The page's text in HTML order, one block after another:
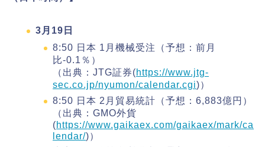
3月19日
8:50 日本 1月機械受注（予想：前月
比-0.1％）
（出典：JTG証券(https://www.jtg-
sec.co.jp/nyumon/calendar.cgi)）
8:50 日本 2月貿易統計（予想：6,883億円）
（出典：GMO外貨
(https://www.gaikaex.com/gaikaex/mark/ca
lendar/)）